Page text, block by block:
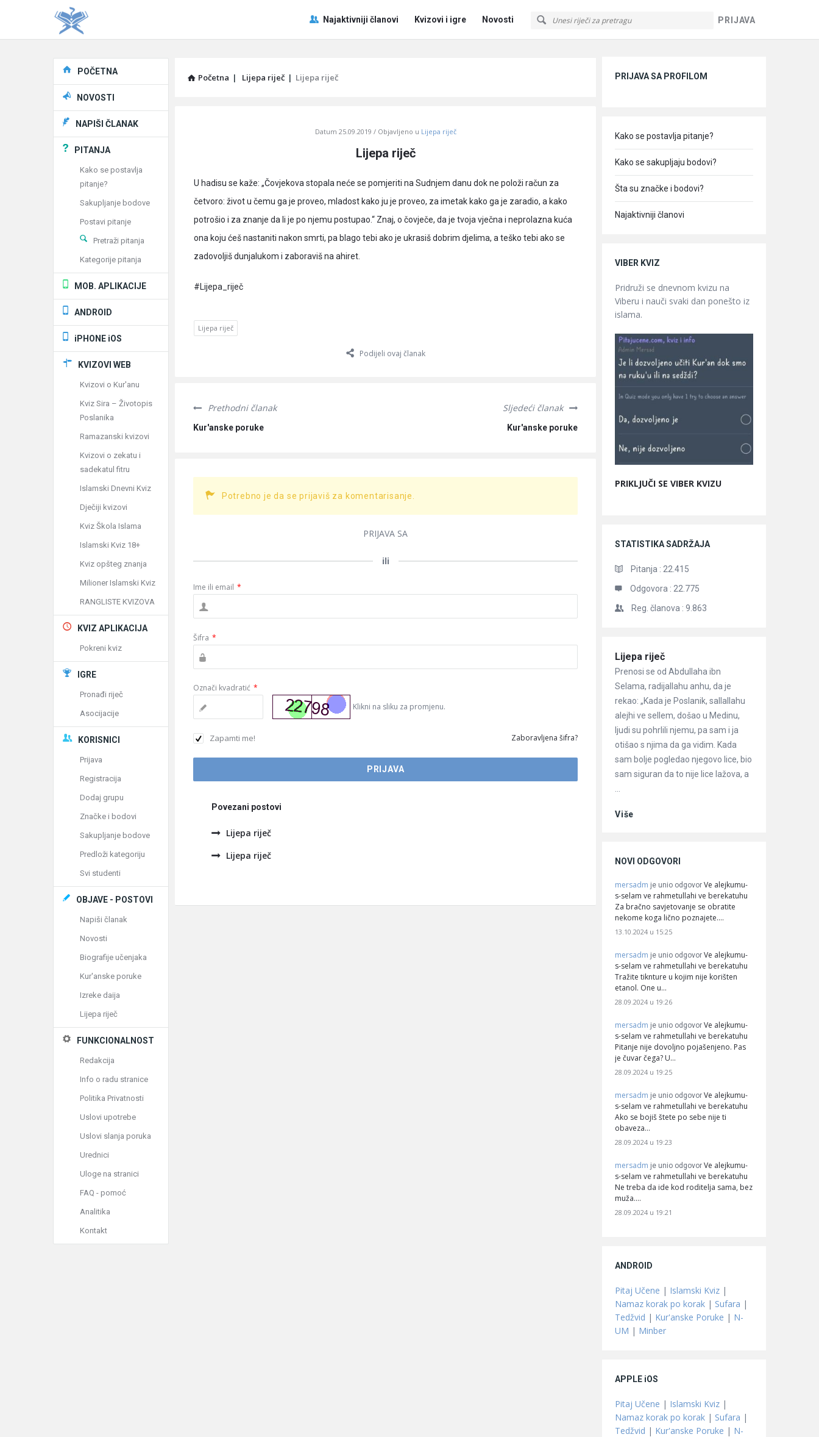
PRIJAVA
Pitaj
Učene
Navigacija
Najaktivniji članovi Kvizovi i igre Novosti
Početna | Lijepa riječ | Lijepa riječ
Latest
Articles
Datum 25.09.2019 Objavljeno u Lijepa riječ
Lijepa riječ
U hadisu se kaže: „Čovjekova stopala neće se pomjeriti na Sudnjem danu dok ne položi račun za
četvoro: život u čemu ga je proveo, mladost kako ju je proveo, za imetak kako ga je zaradio, a kako
potrošio i za znanje da li je po njemu postupao.“ Znaj, o čovječe, da je tvoja vječna i neprolazna kuća
ona koju ćeš nastaniti nakon smrti, pa blago tebi ako je ukrasiš dobrim djelima, a teško tebi ako se
zadovoljiš dunjalukom i zaboraviš na ahiret.
#Lijepa_riječ
Lijepa riječ
Podijeli ovaj članak
Prethodni članak
Kur'anske poruke
Sljedeći članak
Kur'anske poruke
Potrebno je da se prijaviš za komentarisanje.
PRIJAVA SA
ili
Ime ili email *
Šifra *
Označi kvadratić *
Klikni na sliku za promjenu.
Zapamti me! Zaboravljena šifra?
Povezani postovi
Lijepa riječ
Lijepa riječ
PRIJAVA SA PROFILOM
Kako se postavlja pitanje?
Kako se sakupljaju bodovi?
Šta su značke i bodovi?
Najaktivniji članovi
VIBER KVIZ
Pridruži se dnevnom kvizu na
Viberu i nauči svaki dan ponešto iz
islama.
PRIKLJUČI SE VIBER KVIZU
STATISTIKA SADRŽAJA
Pitanja : 22.415
Odgovora : 22.775
Reg. članova : 9.863
Članci
Lijepa riječ
Prenosi se od Abdullaha ibn
Selama, radijallahu anhu, da je
rekao: „Kada je Poslanik, sallallahu
alejhi ve sellem, došao u Medinu,
ljudi su pohrlili njemu, pa sam i ja
otišao s njima da ga vidim. Kada
sam bolje pogledao njegovo lice, bio
sam siguran da to nije lice lažova, a
Više
NOVI ODGOVORI
mersadm je unio odgovor Ve alejkumu-
s-selam ve rahmetullahi ve berekatuhu
Za bračno savjetovanje se obratite
nekome koga lično poznajete.…
13.10.2024 u 15:25
mersadm je unio odgovor Ve alejkumu-
s-selam ve rahmetullahi ve berekatuhu
Tražite tiknture u kojim nije korišten
etanol. One u…
28.09.2024 u 19:26
mersadm je unio odgovor Ve alejkumu-
s-selam ve rahmetullahi ve berekatuhu
Pitanje nije dovoljno pojašenjeno. Pas
je čuvar čega? U…
28.09.2024 u 19:25
mersadm je unio odgovor Ve alejkumu-
s-selam ve rahmetullahi ve berekatuhu
Ako se bojiš štete po sebe nije ti
obaveza…
28.09.2024 u 19:23
mersadm je unio odgovor Ve alejkumu-
s-selam ve rahmetullahi ve berekatuhu
Ne treba da ide kod roditelja sama, bez
muža.…
28.09.2024 u 19:21
ANDROID
Pitaj Učene | Islamski Kviz |
Namaz korak po korak | Sufara |
Tedžvid | Kur'anske Poruke | N-
UM | Minber
APPLE iOS
Pitaj Učene | Islamski Kviz |
Namaz korak po korak | Sufara |
Tedžvid | Kur'anske Poruke | N-
Explore
POČETNA
NOVOSTI
NAPIŠI ČLANAK
PITANJA
Kako se postavlja
pitanje?
Sakupljanje bodove
Postavi pitanje
Pretraži pitanja
Kategorije pitanja
MOB. APLIKACIJE
ANDROID
iPHONE iOS
KVIZOVI WEB
Kvizovi o Kur'anu
Kviz Sira – Životopis
Poslanika
Ramazanski kvizovi
Kvizovi o zekatu i
sadekatul fitru
Islamski Dnevni Kviz
Dječiji kvizovi
Kviz Škola Islama
Islamski Kviz 18+
Kviz opšteg znanja
Milioner Islamski Kviz
RANGLISTE KVIZOVA
KVIZ APLIKACIJA
Pokreni kviz
IGRE
Pronađi riječ
Asocijacije
KORISNICI
Prijava
Registracija
Dodaj grupu
Značke i bodovi
Sakupljanje bodove
Predloži kategoriju
Svi studenti
OBJAVE - POSTOVI
Napiši članak
Novosti
Biografije učenjaka
Kur'anske poruke
Izreke daija
Lijepa riječ
FUNKCIONALNOST
Redakcija
Info o radu stranice
Politika Privatnosti
Uslovi upotrebe
Uslovi slanja poruka
Urednici
Uloge na stranici
FAQ - pomoć
Analitika
Kontakt